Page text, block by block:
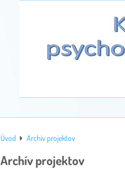
Úvod Archív projektov
Archív projektov